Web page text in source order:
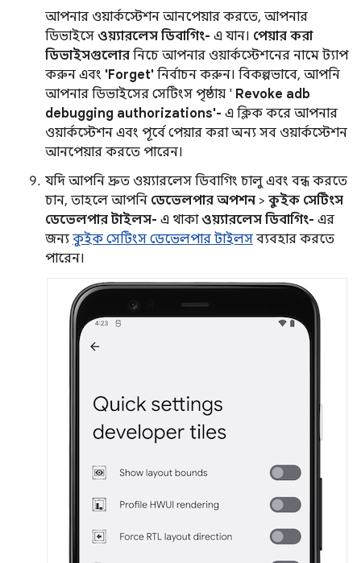
আপনার ওয়ার্কস্টেশন আনপেয়ার করতে, আপনার
ডিভাইসে ওয়্যারলেস ডিবাগিং- এ যান। পেয়ার করা
ডিভাইসগুলোর নিচে আপনার ওয়ার্কস্টেশনের নামে ট্যাপ
করুন এবং 'Forget' নির্বাচন করুন। বিকল্পভাবে, আপনি
আপনার ডিভাইসের সেটিংস পৃষ্ঠায় ' Revoke adb
debugging authorizations'- এ ক্লিক করে আপনার
ওয়ার্কস্টেশন এবং পূর্বে পেয়ার করা অন্য সব ওয়ার্কস্টেশন
আনপেয়ার করতে পারেন।
যদি আপনি দ্রুত ওয়্যারলেস ডিবাগিং চালু এবং বন্ধ করতে
চান, তাহলে আপনি ডেভেলপার অপশন > কুইক সেটিংস
ডেভেলপার টাইলস- এ থাকাওয়্যারলেস ডিবাগিং- এর
জন্য কুইক সেটিংস ডেভেলপার টাইলস ব্যবহার করতে
পারেন।